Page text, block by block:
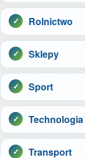
Rolnictwo
Sklepy
Sport
Technologia
Transport